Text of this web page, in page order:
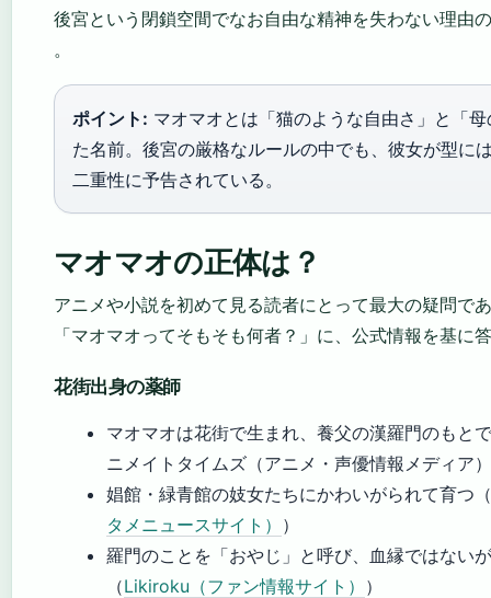
後宮という閉鎖空間でなお自由な精神を失わない理由
。
ポイント: マオマオとは「猫のような自由さ」と「
た名前。後宮の厳格なルールの中でも、彼女が型に
二重性に予告されている。
マオマオの正体は？
アニメや小説を初めて見る読者にとって最大の疑問で
「マオマオってそもそも何者？」に、公式情報を基に
花街出身の薬師
マオマオは花街で生まれ、養父の漢羅門のもと
ニメイトタイムズ（アニメ・声優情報メディア
娼館・緑青館の妓女たちにかわいがられて育つ（
タメニュースサイト） ）
羅門のことを「おやじ」と呼び、血縁ではない
（Likiroku（ファン情報サイト） ）